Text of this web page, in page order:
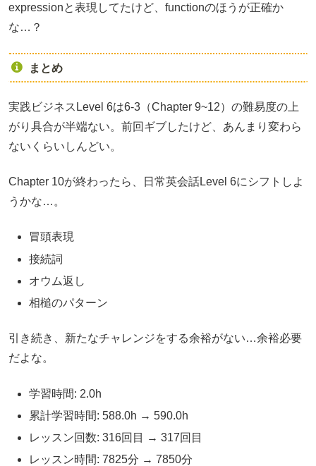
expressionと表現してたけど、functionのほうが正確か
な…？
まとめ
実践ビジネスLevel 6は6-3（Chapter 9~12）の難易度の上
がり具合が半端ない。前回ギブしたけど、あんまり変わら
ないくらいしんどい。
Chapter 10が終わったら、日常英会話Level 6にシフトしよ
うかな…。
冒頭表現
接続詞
オウム返し
相槌のパターン
引き続き、新たなチャレンジをする余裕がない…余裕必要
だよな。
学習時間: 2.0h
累計学習時間: 588.0h → 590.0h
レッスン回数: 316回目 → 317回目
レッスン時間: 7825分 → 7850分